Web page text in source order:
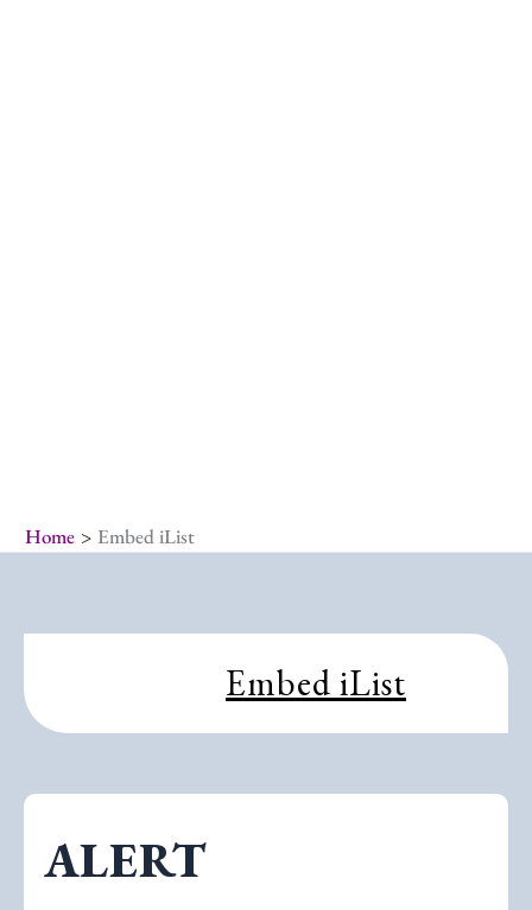
Home Embed iList
Embed iList
ALERT